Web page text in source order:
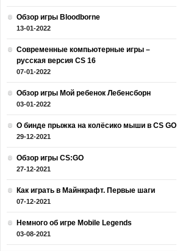
Обзор игры Bloodborne
13-01-2022
Современные компьютерные игры –
русская версия CS 16
07-01-2022
Обзор игры Мой ребенок Лебенсборн
03-01-2022
О бинде прыжка на колёсико мыши в CS GO
29-12-2021
Обзор игры CS:GO
27-12-2021
Как играть в Майнкрафт. Первые шаги
07-12-2021
Немного об игре Mobile Legends
03-08-2021